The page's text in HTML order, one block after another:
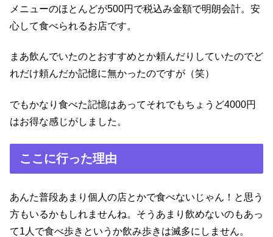
メニューのほとんどが500円で税込み金額で明朗会計。安
心して食べられるお店です。
まあ飲んでいたのとおすすめとか頼んだりしていたのでど
れだけ頼んだか記憶に無かったのですが（笑）
でもかなり食べた記憶はあってそれでもちょうど4000円
はお得な感じがしました。
ここに行った理由
あんた普段あまり個人の店とかで食べないじゃん！と思う
方もいるかもしれませんね。そうあまり飲めないのもあっ
て1人で食べ歩きというか飲み歩きは滅多にしません。